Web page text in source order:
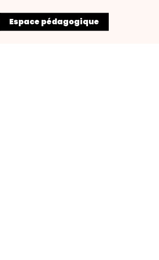
Espace pédagogique